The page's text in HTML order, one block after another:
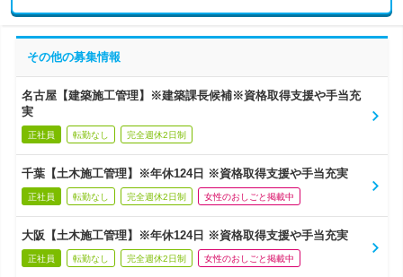
その他の募集情報
名古屋【建築施工管理】※建築課長候補※資格取得支援や手当充
実
正社員 転勤なし 完全週休2日制
千葉【土木施工管理】※年休124日 ※資格取得支援や手当充実
正社員 転勤なし 完全週休2日制 女性のおしごと掲載中
大阪【土木施工管理】※年休124日 ※資格取得支援や手当充実
正社員 転勤なし 完全週休2日制 女性のおしごと掲載中